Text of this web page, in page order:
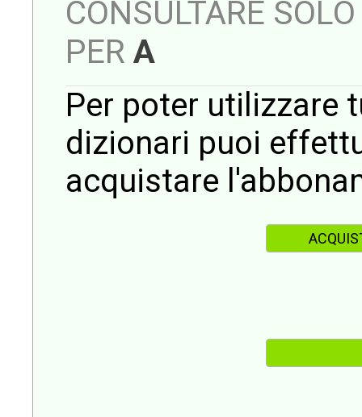
CONSULTARE
PER A
Per poter utilizzare
dizionari puoi
acquistare